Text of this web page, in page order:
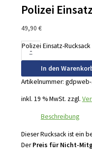
Polizei
49,90 €
-
Polizei Einsatz-Rucksack
In den
Artikelnummer:
inkl. 19 % MwSt. zzgl.
Beschreibung
Dieser Rucksack ist ein
DerPreis für Nicht-